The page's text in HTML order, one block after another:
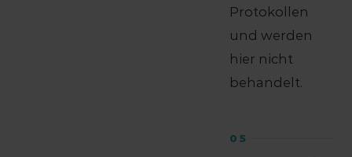
Protokollen
und werden
hier nicht
behandelt.
05